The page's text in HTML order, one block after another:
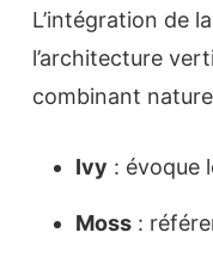
L’intégration de
l’architecture
combinant
Ivy : évoque
Moss :